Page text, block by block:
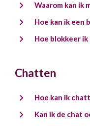
Waarom kan ik
Hoe kan ik een
Hoe blokkeer ik
Chatten
Hoe kan ik
Kan ik de chat